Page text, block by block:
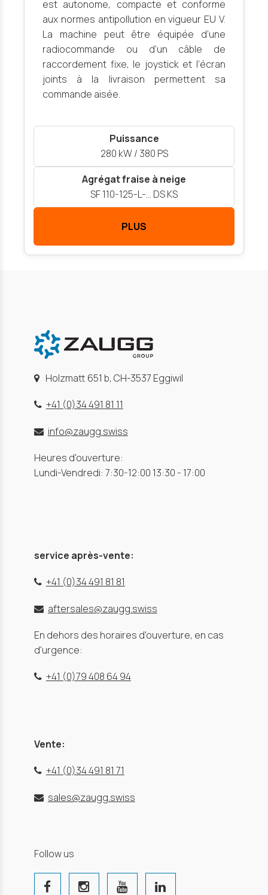
est autonome, compacte et conforme
aux normes antipollution en vigueur EU V.
La machine peut être équipée d’une
radiocommande ou d’un câble de
raccordement fixe, le joystick et l’écran
joints à la livraison permettent sa
commande aisée.
Puissance
280 kW / 380 PS
Agrégat fraise à neige
SF 110-125-L-… DS KS
PLUS
Holzmatt 651 b, CH-3537 Eggiwil
+41 (0)34 491 81 11
info@zaugg.swiss
Heures d'ouverture:
Lundi-Vendredi: 7:30-12:00 13:30 - 17:00
service après-vente:
+41 (0)34 491 81 81
aftersales@zaugg.swiss
En dehors des horaires d'ouverture, en cas
d'urgence:
+41 (0)79 408 64 94
Vente:
+41 (0)34 491 81 71
sales@zaugg.swiss
Follow us